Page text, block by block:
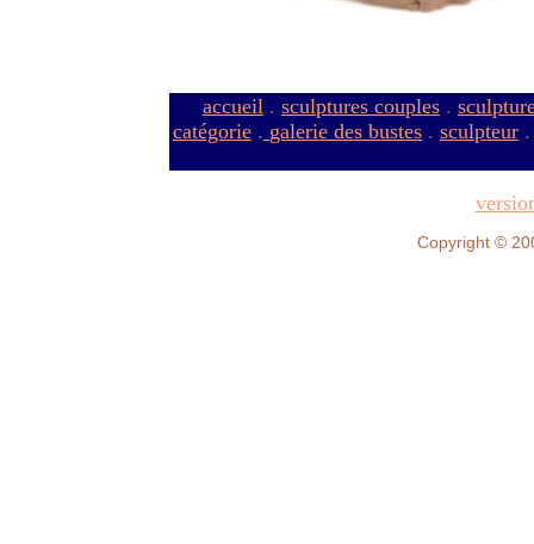
accueil . sculptures couples .
catégorie . galerie des bustes . sculpteur
Copyright ©